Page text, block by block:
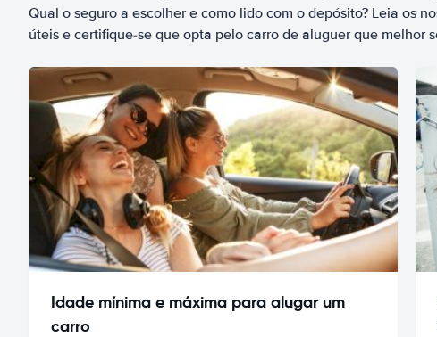
Qual o seguro a escolher e como lido com o depósito? Leia os
úteis e certifique-se que opta pelo carro de aluguer que melhor
Idade mínima e máxima para alugar um
carro